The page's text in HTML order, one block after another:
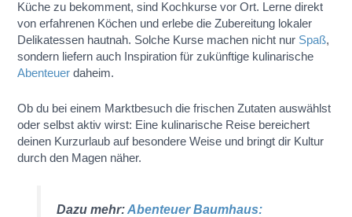
Küche zu bekomment, sind Kochkurse vor Ort. Lerne direkt
von erfahrenen Köchen und erlebe die Zubereitung lokaler
Delikatessen hautnah. Solche Kurse machen nicht nur Spaß,
sondern liefern auch Inspiration für zukünftige kulinarische
Abenteuer daheim.
Ob du bei einem Marktbesuch die frischen Zutaten auswählst
oder selbst aktiv wirst: Eine kulinarische Reise bereichert
deinen Kurzurlaub auf besondere Weise und bringt dir Kultur
durch den Magen näher.
Dazu mehr:Abenteuer Baumhaus: